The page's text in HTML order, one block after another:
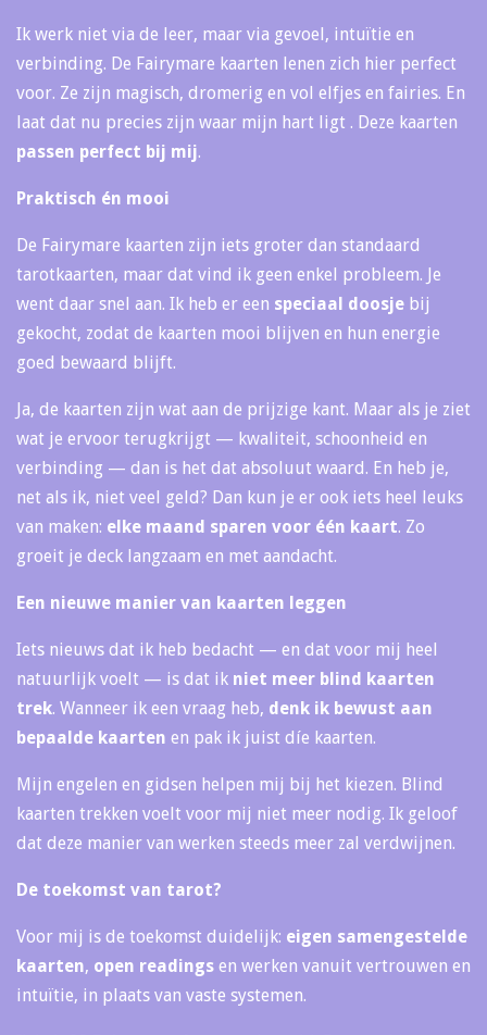
Ik werk niet via de leer, maar via gevoel, intuïtie en
verbinding. De Fairymare kaarten lenen zich hier perfect
voor. Ze zijn magisch, dromerig en vol elfjes en fairies. En
laat dat nu precies zijn waar mijn hart ligt . Deze kaarten
passen perfect bij mij.
Praktisch én mooi
De Fairymare kaarten zijn iets groter dan standaard
tarotkaarten, maar dat vind ik geen enkel probleem. Je
went daar snel aan. Ik heb er een speciaal doosje bij
gekocht, zodat de kaarten mooi blijven en hun energie
goed bewaard blijft.
Ja, de kaarten zijn wat aan de prijzige kant. Maar als je ziet
wat je ervoor terugkrijgt — kwaliteit, schoonheid en
verbinding — dan is het dat absoluut waard. En heb je,
net als ik, niet veel geld? Dan kun je er ook iets heel leuks
van maken: elke maand sparen voor één kaart. Zo
groeit je deck langzaam en met aandacht.
Een nieuwe manier van kaarten leggen
Iets nieuws dat ik heb bedacht — en dat voor mij heel
natuurlijk voelt — is dat ik niet meer blind kaarten
trek. Wanneer ik een vraag heb, denk ik bewust aan
bepaalde kaarten en pak ik juist díe kaarten.
Mijn engelen en gidsen helpen mij bij het kiezen. Blind
kaarten trekken voelt voor mij niet meer nodig. Ik geloof
dat deze manier van werken steeds meer zal verdwijnen.
De toekomst van tarot?
Voor mij is de toekomst duidelijk: eigen samengestelde
kaarten, open readings en werken vanuit vertrouwen en
intuïtie, in plaats van vaste systemen.